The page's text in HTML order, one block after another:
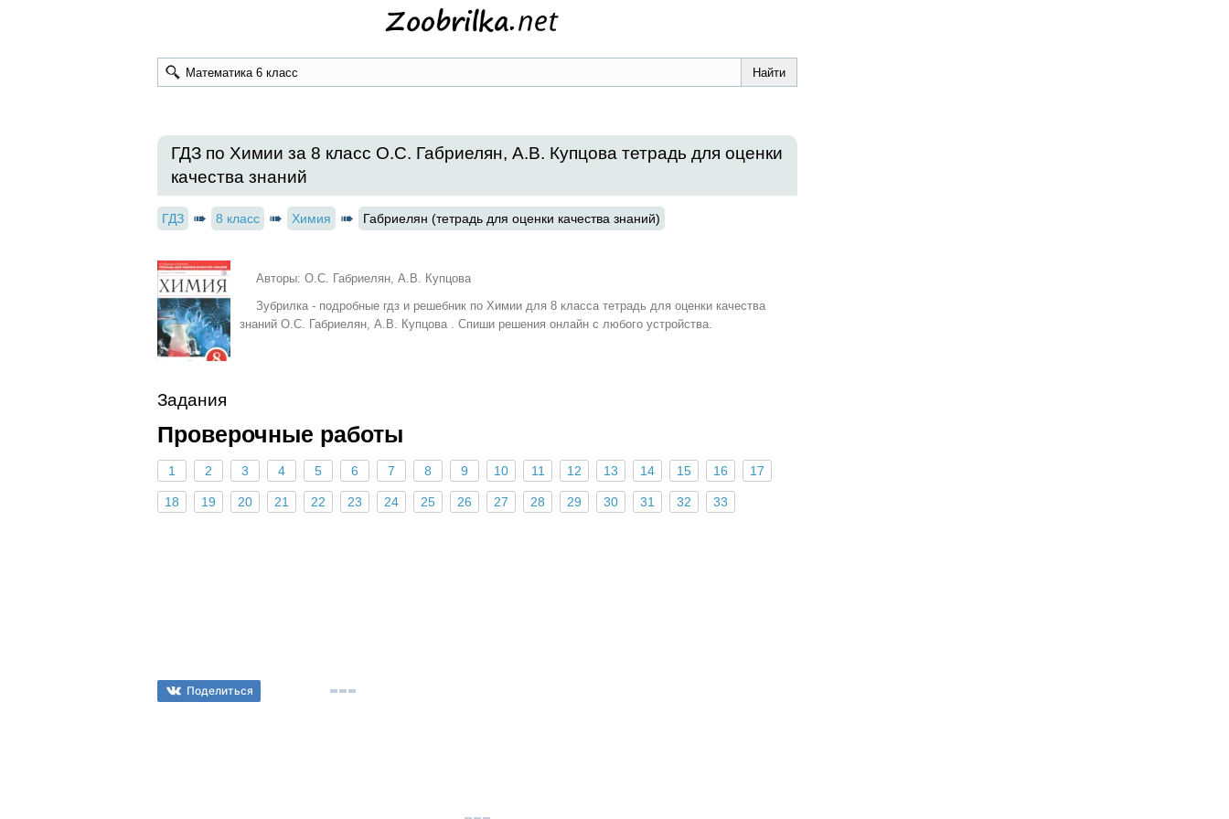
ГДЗ по Химии за 8 класс О.С. Габриелян, А.В. Купцова тетрадь для оценки
качества знаний
ГДЗ 8 класс Химия Габриелян (тетрадь для оценки качества знаний)
Авторы: О.С. Габриелян, А.В. Купцова
Зубрилка - подробные гдз и решебник по Химии для 8 класса тетрадь для оценки качества
знаний О.С. Габриелян, А.В. Купцова . Спиши решения онлайн с любого устройства.
Задания
Проверочные работы
1 2 3 4 5 6 7 8 9 10 11 12 13 14 15 16 17
18 19 20 21 22 23 24 25 26 27 28 29 30 31 32 33
Поделиться